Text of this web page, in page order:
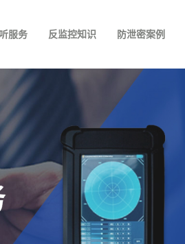
服务 反监控知识 防泄密案例